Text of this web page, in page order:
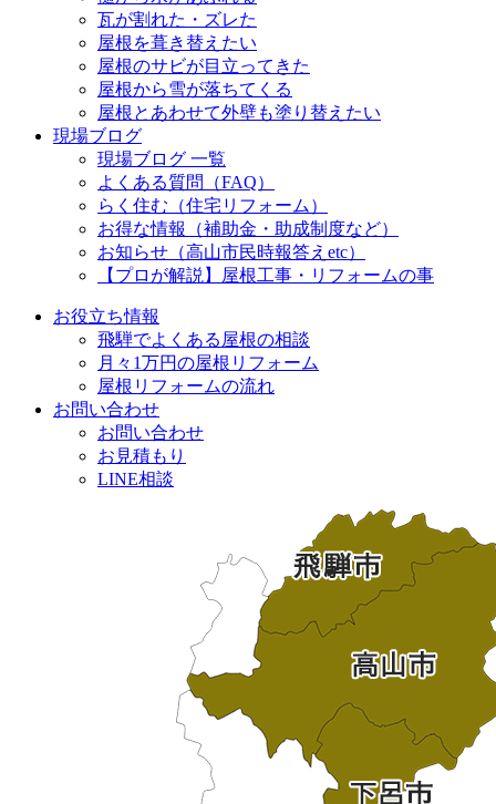
瓦が割れた・ズレた
屋根を葺き替えたい
屋根のサビが目立ってきた
屋根から雪が落ちてくる
屋根とあわせて外壁も塗り替えたい
現場ブログ
現場ブログ 一覧
よくある質問（FAQ）
らく住む（住宅リフォーム）
お得な情報（補助金・助成制度など）
お知らせ（高山市民時報答えetc）
【プロが解説】屋根工事・リフォームの事
お役立ち情報
飛騨でよくある屋根の相談
月々1万円の屋根リフォーム
屋根リフォームの流れ
お問い合わせ
お問い合わせ
お見積もり
LINE相談